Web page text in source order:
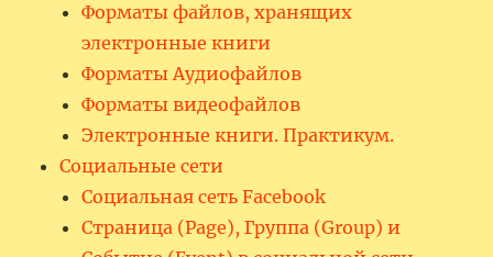
Форматы файлов, хранящих
электронные книги
Форматы Аудиофайлов
Форматы видеофайлов
Электронные книги. Практикум.
Социальные сети
Социальная сеть Facebook
Страница (Page), Группа (Group) и